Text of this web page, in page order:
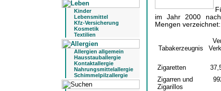
Kinder
Lebensmittel
Kfz-Versicherung
Kosmetik
Textilien
Allergien allgemein
Hausstauballergie
Kontaktallergie
Nahrungsmittelallergie
Schimmelpilzallergie
im Jahr 2000
Mengen verzeichnet:
Tabakerzeugnis
Zigaretten
Zigarren und
Zigarillos